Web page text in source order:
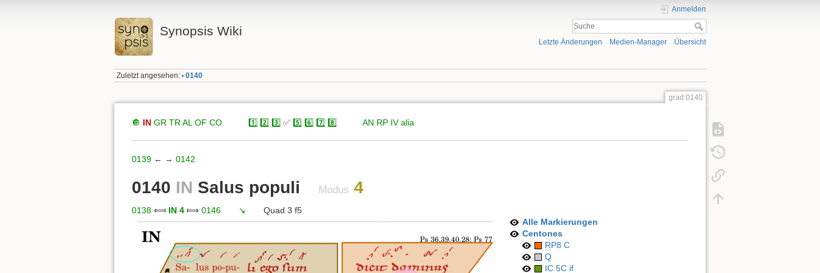
Synopsis Wiki
Anmelden
Letzte Änderungen Medien-Manager Übersicht
Zuletzt angesehen: • 0140
grad:0140
🔘 IN GR TR AL OF CO 1️⃣ 2️⃣ 3️⃣ ✅ 5️⃣ 6️⃣ 7️⃣ 8️⃣ AN RP IV alia
0139 ← → 0142
0140 IN Salus populi Modus 4
0138 ⟽ IN 4 ⟾ 0146 ↘️
Quad 3 f5
Alle Markierungen
Centones
RP8 C
Q
IC 5C if